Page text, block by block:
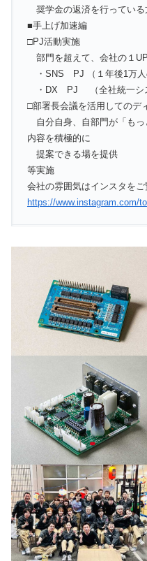
奨学金の返済を行っている
■手上げ加速編
□PJ活動実施
部門を超えて、会社の１
・SNS PJ （１年後1万人
・DX PJ （全社統一シス
□部署長会議を活用してのデ
自分自身、自部門が「もっ
内容を積極的に
提案できる場を提供
等実施
会社の雰囲気はインスタをご
https://www.instagram.com/